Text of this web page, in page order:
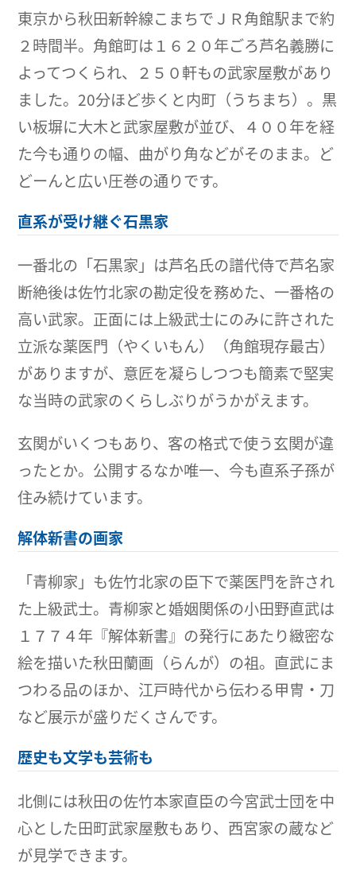
東京から秋田新幹線こまちでＪＲ角館駅まで約
２時間半。角館町は１６２０年ごろ芦名義勝に
よってつくられ、２５０軒もの武家屋敷があり
ました。20分ほど歩くと内町（うちまち）。黒
い板塀に大木と武家屋敷が並び、４００年を経
た今も通りの幅、曲がり角などがそのまま。ど
どーんと広い圧巻の通りです。
直系が受け継ぐ石黒家
一番北の「石黒家」は芦名氏の譜代侍で芦名家
断絶後は佐竹北家の勘定役を務めた、一番格の
高い武家。正面には上級武士にのみに許された
立派な薬医門（やくいもん）（角館現存最古）
がありますが、意匠を凝らしつつも簡素で堅実
な当時の武家のくらしぶりがうかがえます。
玄関がいくつもあり、客の格式で使う玄関が違
ったとか。公開するなか唯一、今も直系子孫が
住み続けています。
解体新書の画家
「青柳家」も佐竹北家の臣下で薬医門を許され
た上級武士。青柳家と婚姻関係の小田野直武は
１７７４年『解体新書』の発行にあたり緻密な
絵を描いた秋田蘭画（らんが）の祖。直武にま
つわる品のほか、江戸時代から伝わる甲冑・刀
など展示が盛りだくさんです。
歴史も文学も芸術も
北側には秋田の佐竹本家直臣の今宮武士団を中
心とした田町武家屋敷もあり、西宮家の蔵など
が見学できます。